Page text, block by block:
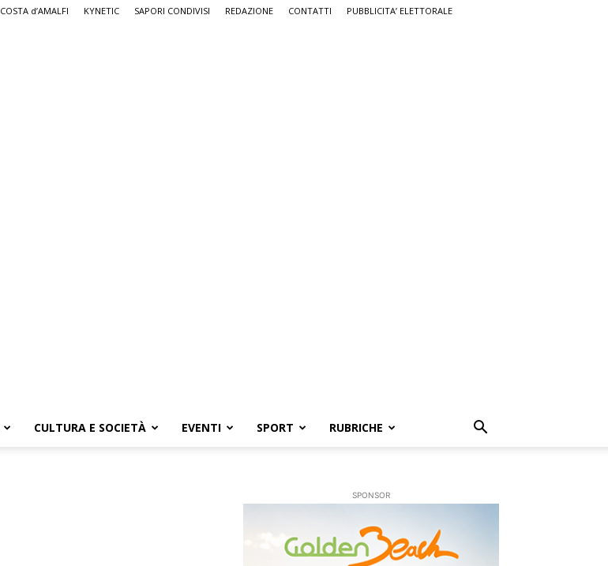
COSTA d’AMALFI KYNETIC SAPORI CONDIVISI REDAZIONE CONTATTI PUBBLICITA’ ELETTORALE
CULTURA E SOCIETÀ EVENTI SPORT RUBRICHE
SPONSOR